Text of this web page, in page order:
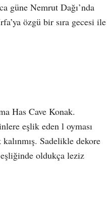
güne Nemrut Dağı’nda
özgü bir sıra gecesi ile
Has Cave Konak.
eşlik eden l oyması
Sadelikle dekore
oldukça leziz